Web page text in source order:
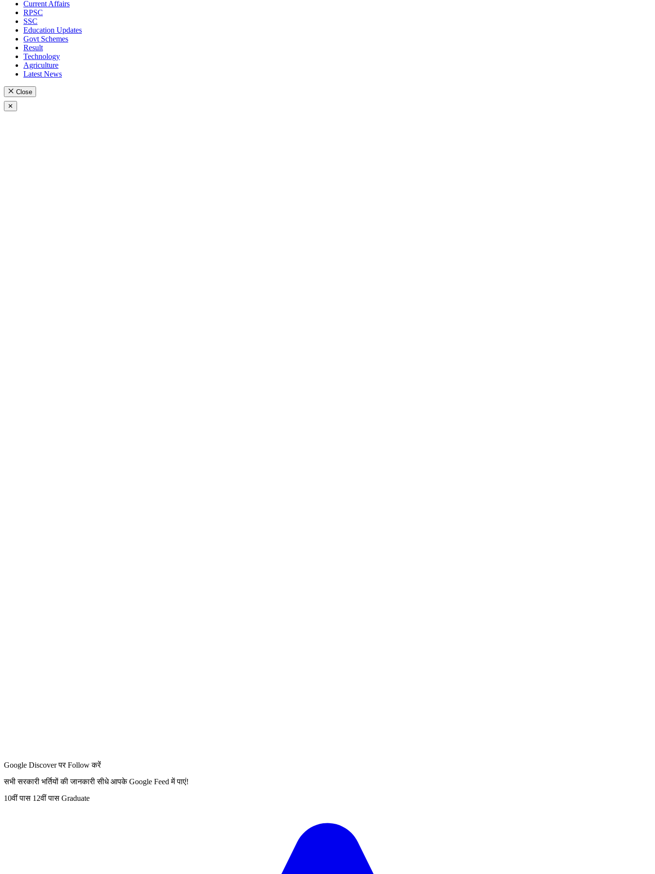
Current Affairs
RPSC
SSC
Education Updates
Govt Schemes
Result
Technology
Agriculture
Latest News
Close
✕
Google Discover पर Follow करें
सभी सरकारी भर्तियों की जानकारी सीधे आपके Google Feed में पाएं!
10वीं पास 12वीं पास Graduate